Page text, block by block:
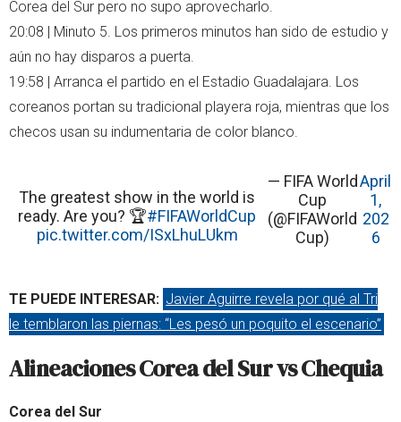
Corea del Sur pero no supo aprovecharlo.
20:08 | Minuto 5. Los primeros minutos han sido de estudio y
aún no hay disparos a puerta.
19:58 | Arranca el partido en el Estadio Guadalajara. Los
coreanos portan su tradicional playera roja, mientras que los
checos usan su indumentaria de color blanco.
The greatest show in the world is
ready. Are you? 🏆#FIFAWorldCup
pic.twitter.com/ISxLhuLUkm
— FIFA World
Cup
(@FIFAWorld
Cup)
April
1,
202
6
TE PUEDE INTERESAR: Javier Aguirre revela por qué al Tri
le temblaron las piernas: “Les pesó un poquito el escenario”
Alineaciones Corea del Sur vs Chequia
Corea del Sur